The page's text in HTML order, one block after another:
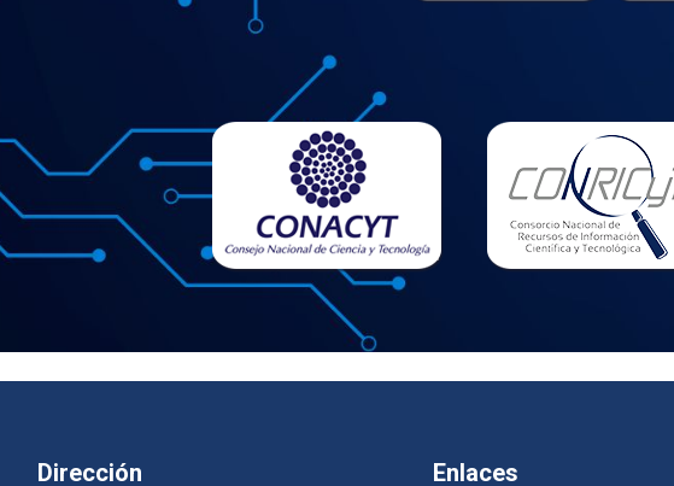
Dirección Enlaces